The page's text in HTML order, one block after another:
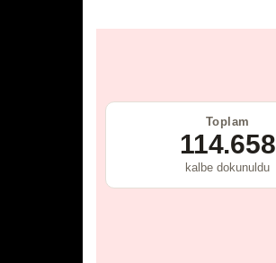
Toplam
114.658
kalbe dokunuldu